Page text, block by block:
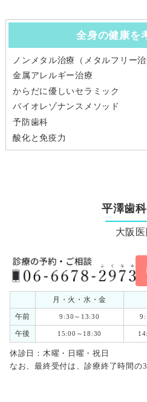
全身の健康を
ノンメタル治療（メタルフリー治
金属アレルギー治療
からだに優しいセラミック
バイオレゾナンスメソッド
予防歯科
酸化と免疫力
平澤歯
大阪医
月・火・水・金
午前
9:30～13:30
午後 15:00～18:30
休診日：木曜・日曜・祝日
なお、最終受付は、診療終了時間の